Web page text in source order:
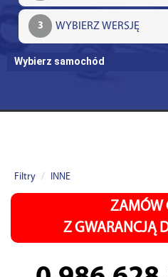
3
Wybierz samochód
Filtry INNE
ZAMÓW
Z GWARANCJĄ